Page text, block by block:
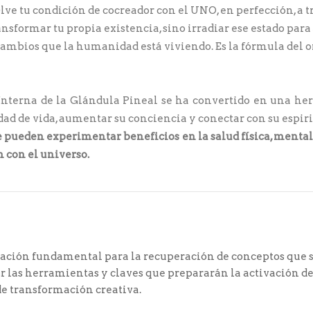
tu condición de cocreador con el UNO, en perfección, a
tu propia existencia, sino irradiar ese estado
que la humanidad está viviendo. Es la fórmula del
de la Glándula Pineal se ha convertido en una
de vida, aumentar su conciencia y conectar con su
pueden experimentar beneficios en la salud física,
con el universo.
fundamental para la recuperación de conceptos que
las herramientas y claves que prepararán la activación
transformación creativa.